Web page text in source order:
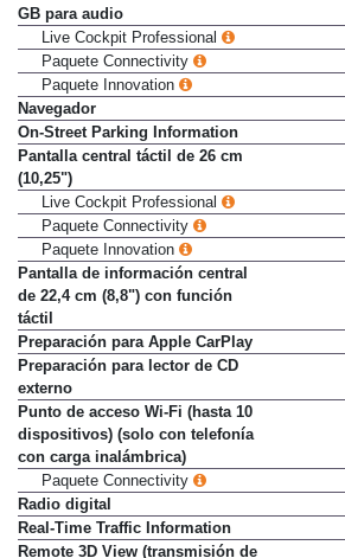
Disco duro con memoria de 20
GB para audio
Live Cockpit Professional
Paquete Connectivity
Paquete Innovation
Navegador
On-Street Parking Information
Pantalla central táctil de 26 cm
(10,25")
Live Cockpit Professional
Paquete Connectivity
Paquete Innovation
Pantalla de información central
de 22,4 cm (8,8") con función
táctil
Preparación para Apple CarPlay
Preparación para lector de CD
externo
Punto de acceso Wi-Fi (hasta 10
dispositivos) (solo con telefonía
con carga inalámbrica)
Paquete Connectivity
Radio digital
Real-Time Traffic Information